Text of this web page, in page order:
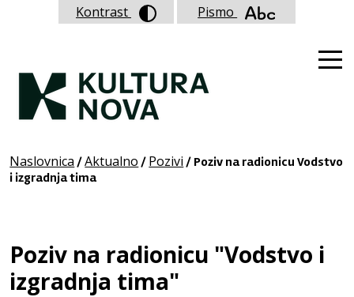
Naslovnica /Aktualno / Pozivi / Poziv na radionicu Vodstvo
i izgradnja tima
Poziv na radionicu "Vodstvo i
izgradnja tima"
Kontrast Pismo